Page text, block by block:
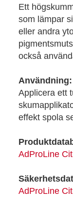
Ett
som lämpar
eller andra
också
Användning:
Applicera ett
effekt spola
AdProLine
AdProLine